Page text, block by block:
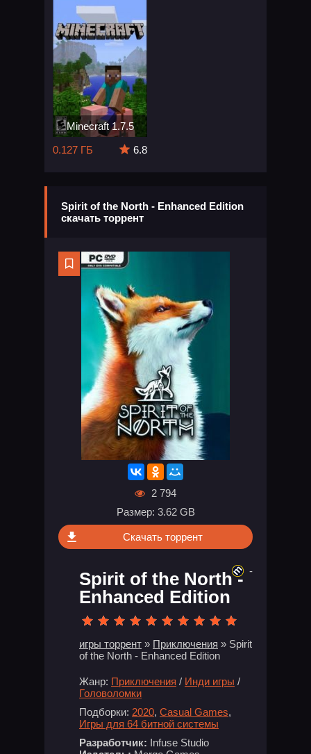
Minecraft 1.7.5
0.127 ГБ
6.8
Spirit of the North - Enhanced Edition
скачать торрент
2 794
Размер: 3.62 GB
Скачать торрент
Spirit of the North -
Enhanced Edition
игры торрент » Приключения » Spirit
of the North - Enhanced Edition
Жанр: Приключения / Инди игры /
Головоломки
Подборки: 2020, Casual Games,
Игры для 64 битной системы
Разработчик: Infuse Studio
-